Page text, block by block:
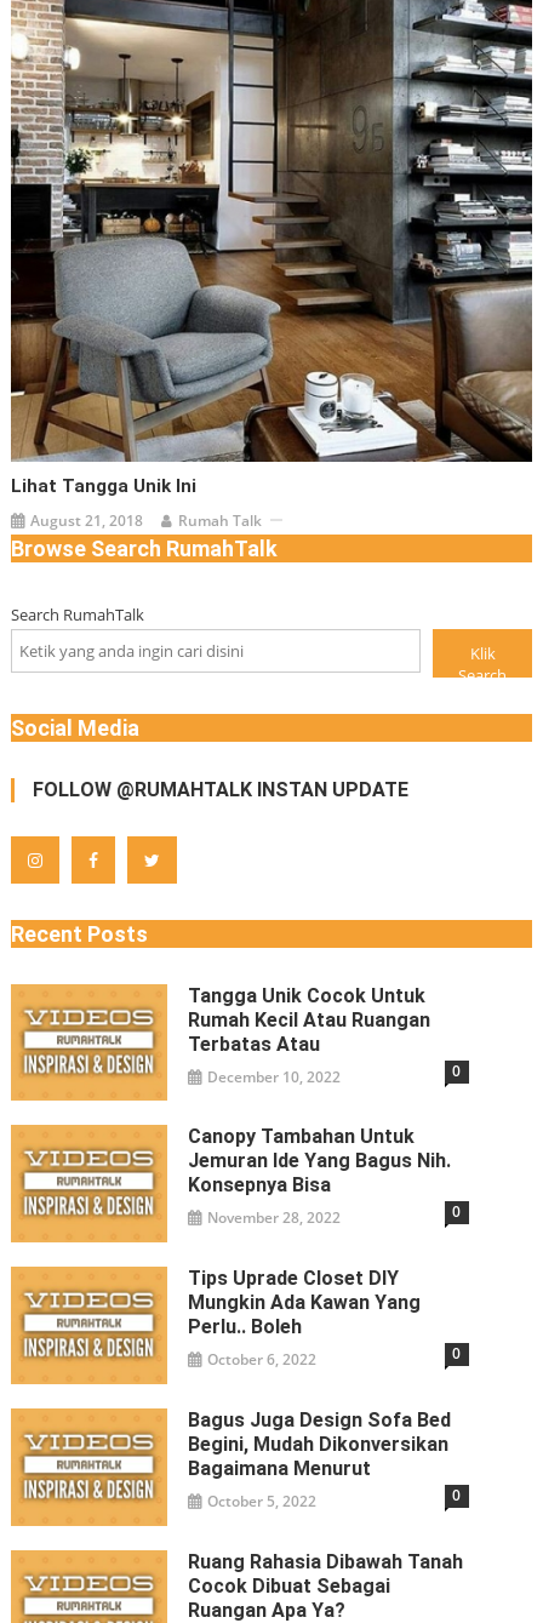
Lihat Tangga Unik Ini
August 21, 2018 Rumah Talk
Browse Search RumahTalk
Search RumahTalk
Klik
Search
Social Media
FOLLOW @RUMAHTALK INSTAN UPDATE
Recent Posts
Tangga Unik Cocok Untuk
Rumah Kecil Atau Ruangan
Terbatas Atau
December 10, 2022 0
Canopy Tambahan Untuk
Jemuran Ide Yang Bagus Nih.
Konsepnya Bisa
November 28, 2022 0
Tips Uprade Closet DIY
Mungkin Ada Kawan Yang
Perlu.. Boleh
October 6, 2022 0
Bagus Juga Design Sofa Bed
Begini, Mudah Dikonversikan
Bagaimana Menurut
October 5, 2022 0
Ruang Rahasia Dibawah Tanah
Cocok Dibuat Sebagai
Ruangan Apa Ya?